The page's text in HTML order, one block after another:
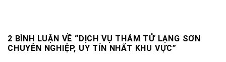
2 BÌNH LUẬN VỀ “ DỊCH VỤ THÁM TỬ LẠNG SƠN
CHUYÊN NGHIỆP, UY TÍN NHẤT KHU VỰC”